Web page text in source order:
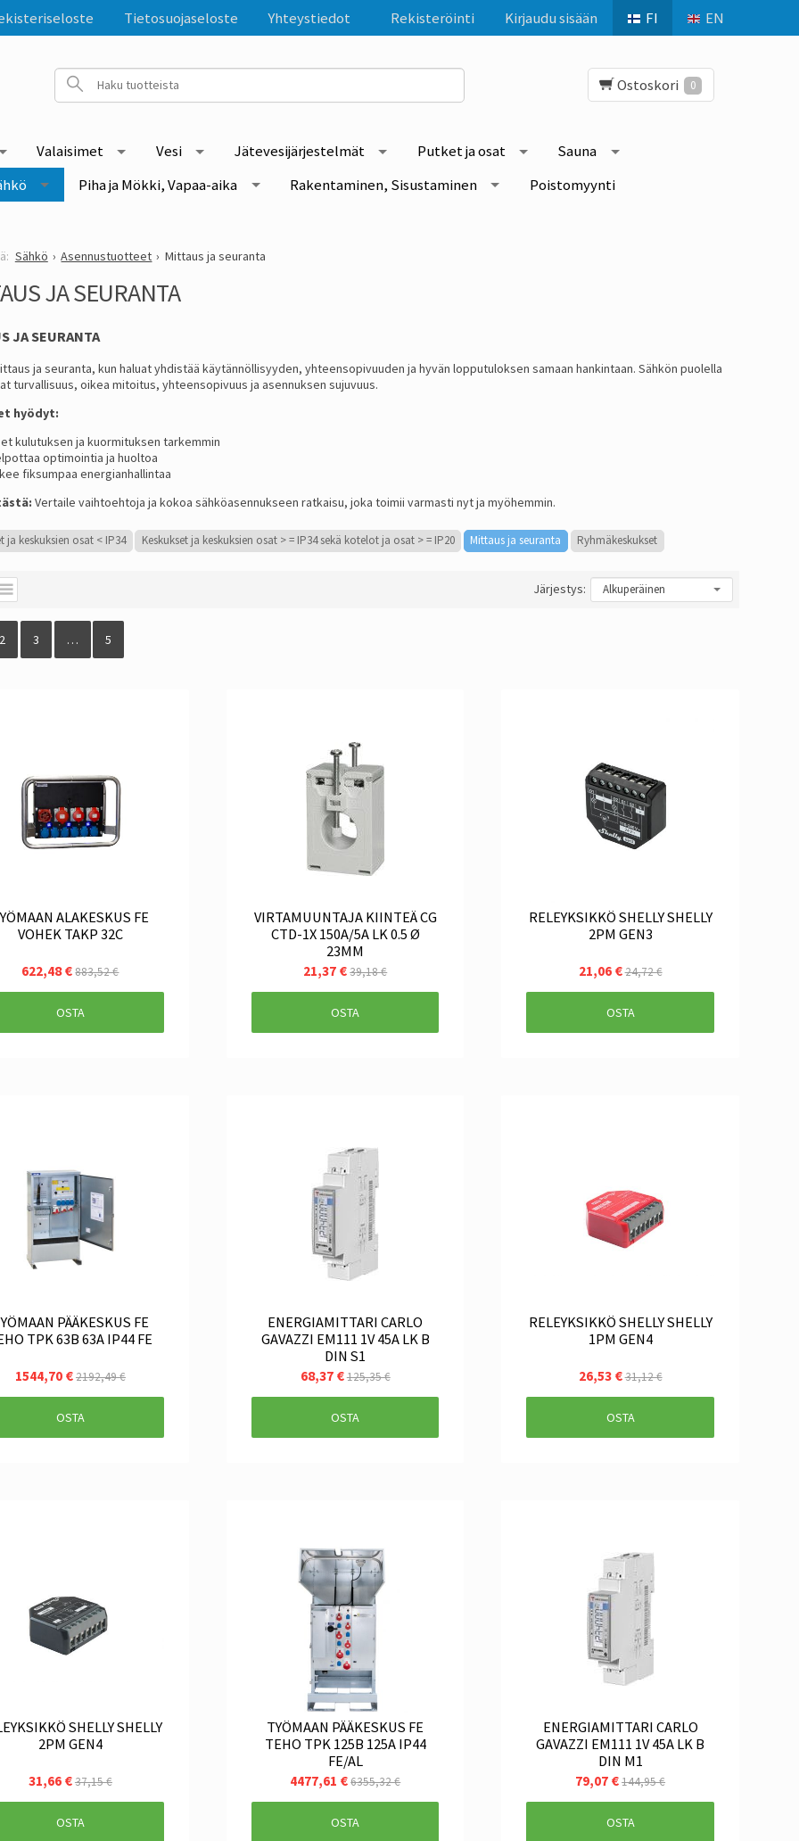
FI EN
Rekisteröinti Kirjaudu sisään
Tietosuojaseloste Yhteystiedot
Ostoskori 0
Valaisimet Vesi Jätevesijärjestelmät Putket ja osat
Sauna
Piha ja Mökki, Vapaa-aika Rakentaminen, Sisustaminen Poistomyynti
Sähkö Asennustuotteet Mittaus ja seuranta
JA SEURANTA
JA SEURANTA
ja seuranta, kun haluat yhdistää käytännöllisyyden, yhteensopivuuden ja hyvän lopputuloksen samaan hankintaan. Sähkön puolella
turvallisuus, oikea mitoitus, yhteensopivuus ja asennuksen sujuvuus.
hyödyt:
kulutuksen ja kuormituksen tarkemmin
optimointia ja huoltoa
fiksumpaa energianhallintaa
Vertaile vaihtoehtoja ja kokoa sähköasennukseen ratkaisu, joka toimii varmasti nyt ja myöhemmin.
ja keskuksien osat < IP34 Keskukset ja keskuksien osat > = IP34 sekä kotelot ja osat > = IP20 Mittaus ja seuranta Ryhmäkeskukset
Järjestys:
3 … 5
ALAKESKUS FE
VOHEK TAKP 32C
622,48 € 883,52 €
OSTA
VIRTAMUUNTAJA KIINTEÄ CG
CTD-1X 150A/5A LK 0.5 Ø
23MM
21,37 €39,18 €
OSTA
RELEYKSIKKÖ SHELLY SHELLY
2PM GEN3
21,06 €24,72 €
OSTA
PÄÄKESKUS FE
TPK 63B 63A IP44 FE
1544,70 €2192,49 €
OSTA
ENERGIAMITTARI CARLO
GAVAZZI EM111 1V 45A LK B
DIN S1
68,37 €125,35 €
OSTA
RELEYKSIKKÖ SHELLY SHELLY
1PM GEN4
26,53 €31,12 €
OSTA
SHELLY SHELLY
2PM GEN4
31,66 €37,15 €
OSTA
TYÖMAAN PÄÄKESKUS FE
TEHO TPK 125B 125A IP44
FE/AL
4477,61 €6355,32 €
OSTA
ENERGIAMITTARI CARLO
GAVAZZI EM111 1V 45A LK B
DIN M1
79,07 €144,95 €
OSTA